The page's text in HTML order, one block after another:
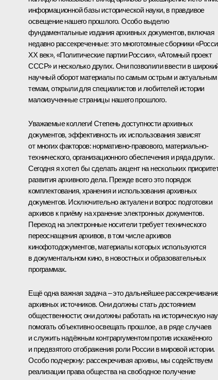
информационной базы исторической науки, в правдивое
освещение нашего прошлого. Особо выделю
фундаментальные издания архивных документов, включая
недавно рассекреченные: это многотомные сборники
ХХ век», «Политические партии России», «Атомный проект
СССР» и несколько других. Они позволили ввести в
научный оборот материалы по самым острым и актуальным
темам, открыли для специалистов и любителей истории
малоизученные страницы нашего прошлого.
Уважаемые коллеги! Степень доступности архивных
документов, эффективность их использования зависят
от многих факторов: нормативно-правового, материально-
технического, организационного обеспечения и ряда других.
Сегодня я хотел бы сделать акцент на нескольких
развития архивного дела. Прежде всего это порядок
комплектования, хранения и использования архивных
документов. Исключительно актуален и вопрос подготовки
архивов к приёму на хранение электронных документов.
Переход на электронные носители требует технического
переоснащения архивов, в том числе архивов
кинофотодокументов, материалы которых используются
в документальном кино, в новостных и образовательных
программах.
Ещё одна важная задача – это дальнейшее
архивных источников. Они должны стать достоянием
общественности; они должны работать на историческую
помогать объективно освещать прошлое, а в ряде случаев
и служить надёжным контраргументом против искажённого
и предвзятого отображения роли России в мировой истории.
Особо подчеркну: рассекречивая архивы, мы содействуем
реализации права общества на свободное получение